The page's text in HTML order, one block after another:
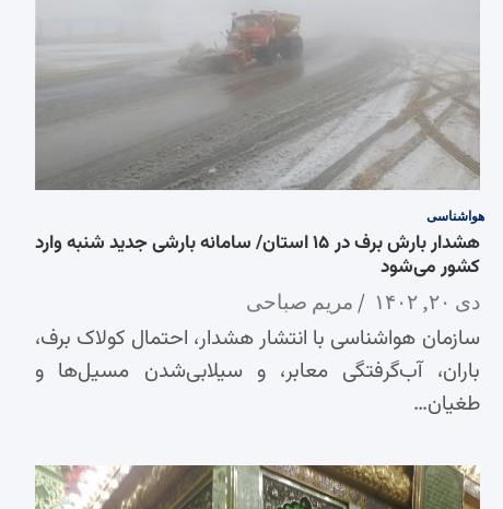
هواشناسی
هشدار بارش برف در ۱۵ استان/ سامانه بارشی جدید شنبه وارد
کشور می‌شود
دی ۲۰, ۱۴۰۲ مریم صباحی
سازمان هواشناسی با انتشار هشدار، احتمال کولاک برف،
باران، آب‌گرفتگی معابر، و سیلابی‌شدن مسیل‌ها و
طغیان…